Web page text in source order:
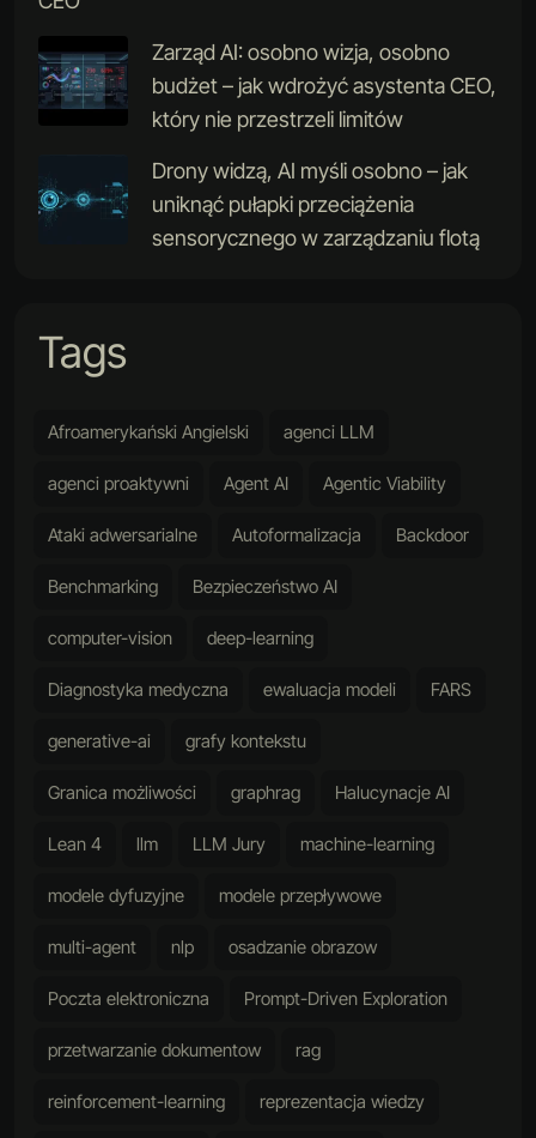
Zarząd AI: osobno wizja, osobno
budżet – jak wdrożyć asystenta CEO,
który nie przestrzeli limitów
Drony widzą, AI myśli osobno – jak
uniknąć pułapki przeciążenia
sensorycznego w zarządzaniu flotą
Tags
Afroamerykański Angielski agenci LLM
agenci proaktywni Agent AI Agentic Viability
Ataki adwersarialne Autoformalizacja Backdoor
Benchmarking Bezpieczeństwo AI
computer-vision deep-learning
Diagnostyka medyczna ewaluacja modeli FARS
generative-ai grafy kontekstu
Granica możliwości graphrag Halucynacje AI
Lean 4 llm LLM Jury machine-learning
modele dyfuzyjne modele przepływowe
multi-agent nlp osadzanie obrazow
Poczta elektroniczna Prompt-Driven Exploration
przetwarzanie dokumentow rag
reinforcement-learning reprezentacja wiedzy